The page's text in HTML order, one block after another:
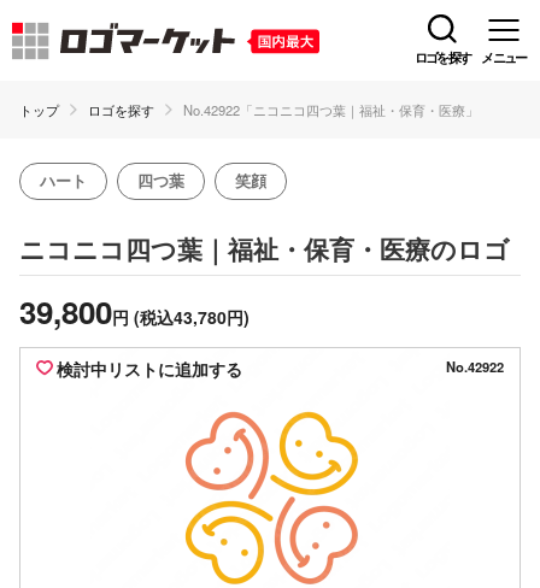
ロゴを探す メニュー
トップ ロゴを探す No.42922「ニコニコ四つ葉｜福祉・保育・医療」
ハート 四つ葉 笑顔
ニコニコ四つ葉｜福祉・保育・医療のロゴ
39,800円 (税込43,780円)
検討中リストに追加する No.42922